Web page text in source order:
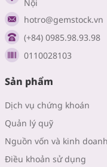
Nội
hotro@gemstock.vn
(+84) 0985.98.93.98
0110028103
Sản phẩm
Dịch vụ chứng khoán
Quản lý quỹ
Nguồn vốn và kinh
Điều khoản sử dụng